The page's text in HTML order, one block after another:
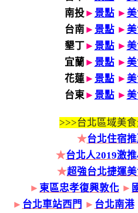
南投► 景點 ►
台南 ► 景點 ►
墾丁 ► 景點 ►
宜蘭 ► 景點 ►
花蓮► 景點 ►
台東► 景點 ►
>>>台北區域美
★台北住宿
★台北人2019激
★超強台北捷運
► 東區忠孝復興敦化 ►
► 台北車站西門 ► 台北南港